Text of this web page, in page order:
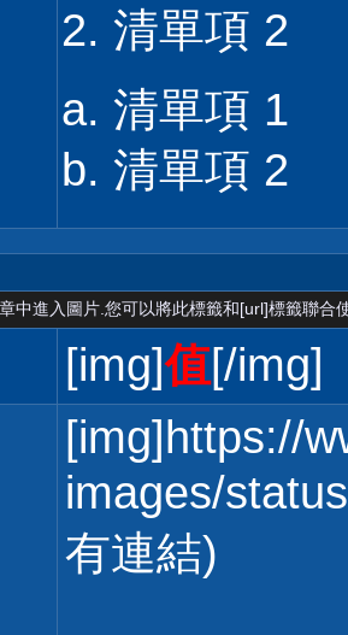
清單項 2
清單項 1
清單項 2
中進入圖片.您可以將此標籤和[url]標籤聯合
[img]值[/img]
[img]https://
images/
有連結)